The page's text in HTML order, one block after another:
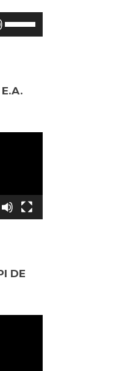
per
diminuire
DE